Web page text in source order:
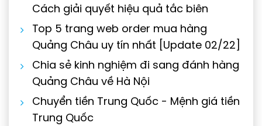
Cách giải quyết hiệu quả tắc biên
Top 5 trang web order mua hàng
Quảng Châu uy tín nhất [Update 02/22]
Chia sẻ kinh nghiệm đi sang đánh hàng
Quảng Châu về Hà Nội
Chuyển tiền Trung Quốc - Mệnh giá tiền
Trung Quốc